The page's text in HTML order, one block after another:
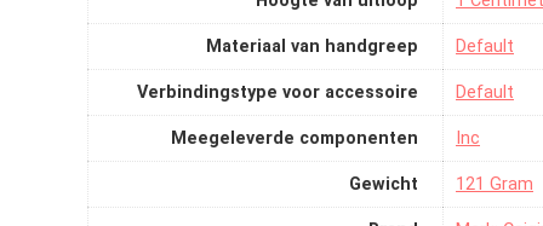
Materiaal van handgreep ‎Default
Verbindingstype voor accessoire ‎Default
Meegeleverde componenten ‎Inc
Gewicht ‎121 Gram